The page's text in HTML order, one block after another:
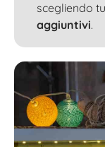
scegliendo
aggiuntivi.